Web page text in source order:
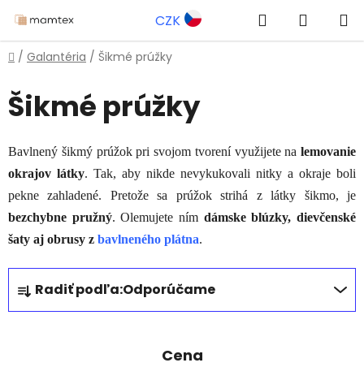
na
obsah
CZK Hľadať
KOŠÍK
Domov
/ Galantéria / Šikmé prúžky
Šikmé prúžky
Bavlnený šikmý prúžok pri svojom tvorení využijete na lemovanie
okrajov látky. Tak, aby nikde nevykukovali nitky a okraje boli
pekne zahladené. Pretože sa prúžok strihá z látky šikmo, je
bezchybne pružný. Olemujete ním dámske blúzky, dievčenské
šaty aj obrusy z bavlneného plátna.
R
a
d
Radiť podľa:Odporúčame
Cena